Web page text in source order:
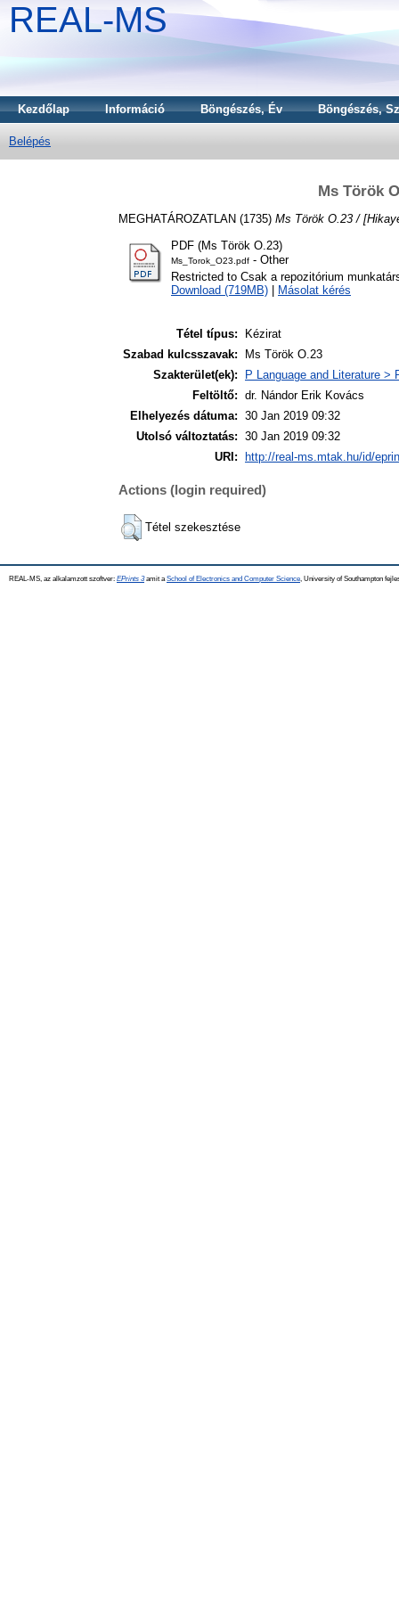
REAL-MS
Kezdőlap Információ Böngészés, Év Böngészés,
Belépés
Ms Török
MEGHATÁROZATLAN (1735) Ms Török O.23 /
PDF (Ms Török O.23)
Ms_Torok_O23.pdf - Other
Restricted to Csak a repozitórium
Download (719MB)
Másolat kérés
Tétel típus:
Kézirat
Szabad kulcsszavak:
Ms Török O.23
Szakterület(ek):
P Language and Literature >
Feltöltő: dr. Nándor Erik Kovács
Elhelyezés dátuma: 30 Jan 2019 09:32
Utolsó változtatás: 30 Jan 2019 09:32
URI:
http://real-ms.mtak.hu/id/
Actions (login required)
Tétel szekesztése
REAL-MS, az alkalamzott szoftver: EPrints 3amit a School of Electronics and Computer Science , University of Southampton